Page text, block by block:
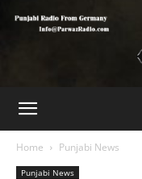
Home Punjabi News
Punjabi News